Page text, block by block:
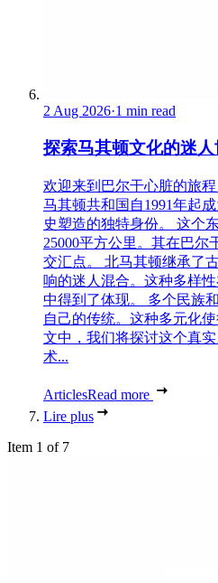
2 Aug 2026·1 min read
探索马其顿文化的迷
欢迎来到巴尔干心脏的旅
马其顿共和国自1991年起
史塑造的独特身份。 这个
25000平方公里。其在巴
交汇点。 北马其顿继承了
响的迷人混合。这种多样
中得到了体现。 多个民族
自己的传统。这种多元化
文中，我们将探讨这个真
术...
ArticlesRead more
Lire plus
Item 1 of 7